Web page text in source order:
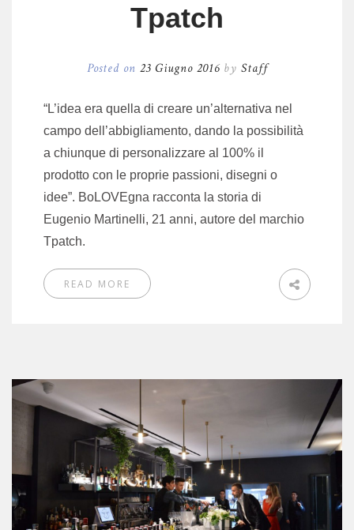
Tpatch
Posted on 23 Giugno 2016 by Staff
“L’idea era quella di creare un’alternativa nel
campo dell’abbigliamento, dando la possibilità
a chiunque di personalizzare al 100% il
prodotto con le proprie passioni, disegni o
idee”. BoLOVEgna racconta la storia di
Eugenio Martinelli, 21 anni, autore del marchio
Tpatch.
READ MORE